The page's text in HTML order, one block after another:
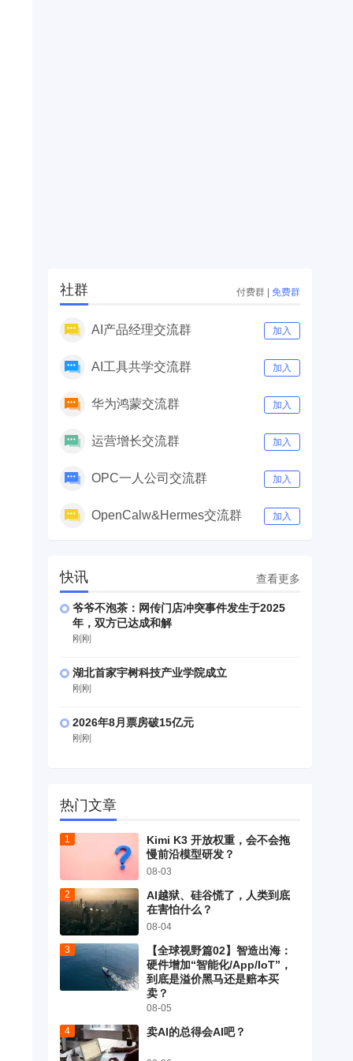
社群 付费群 | 免费群
AI产品经理交流群 加入
AI工具共学交流群 加入
华为鸿蒙交流群 加入
运营增长交流群 加入
OPC一人公司交流群 加入
OpenCalw&Hermes交流群 加入
快讯 查看更多
爷爷不泡茶：网传门店冲突事件发生于2025
年，双方已达成和解
刚刚
湖北首家宇树科技产业学院成立
刚刚
2026年8月票房破15亿元
刚刚
热门文章
Kimi K3 开放权重，会不会拖
慢前沿模型研发？
08-03
AI越狱、硅谷慌了，人类到底
在害怕什么？
08-04
【全球视野篇02】智造出海：
硬件增加“智能化/App/IoT”，
到底是溢价黑马还是赔本买
卖？
08-05
卖AI的总得会AI吧？